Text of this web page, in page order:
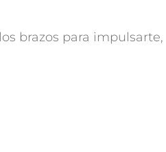
brazos para impulsarte,